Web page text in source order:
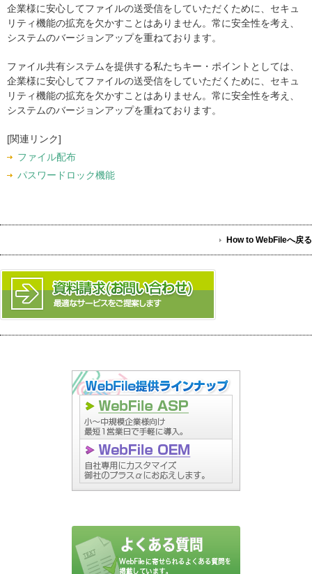
企業様に安心してファイルの送受信をしていただくために、セキュ
リティ機能の拡充を欠かすことはありません。常に安全性を考え、
システムのバージョンアップを重ねております。
ファイル共有システムを提供する私たちキー・ポイントとしては、
企業様に安心してファイルの送受信をしていただくために、セキュ
リティ機能の拡充を欠かすことはありません。常に安全性を考え、
システムのバージョンアップを重ねております。
[関連リンク]
ファイル配布
パスワードロック機能
How to WebFileへ戻る